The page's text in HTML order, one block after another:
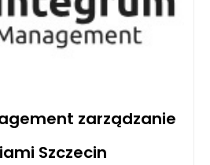
zarządzanie
Szczecin